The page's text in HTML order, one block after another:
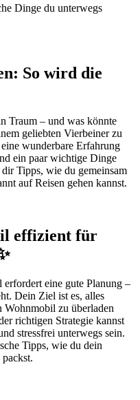
Dinge du unterwegs
So wird die
Traum – und was könnte
geliebten Vierbeiner zu
wunderbare Erfahrung
ein paar wichtige Dinge
Tipps, wie du gemeinsam
auf Reisen gehen kannst.
effizient für
eine gute Planung –
Dein Ziel ist es, alles
Wohnmobil zu überladen
richtigen Strategie kannst
stressfrei unterwegs sein.
Tipps, wie du dein